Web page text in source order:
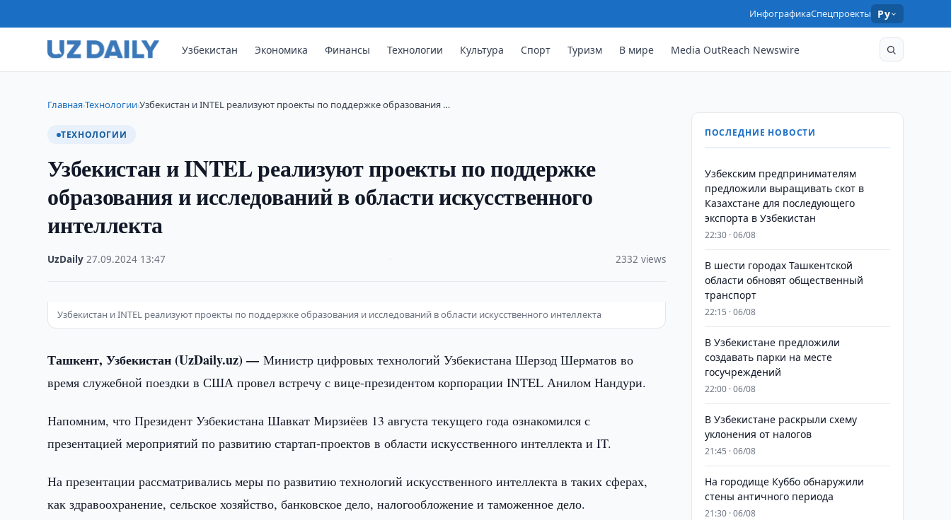
ИнфографикаСпецпроекты Ру
Узбекистан Экономика Финансы Технологии Культура Спорт Туризм В мире Media OutReach Newswire
Главная›Технологии›Узбекистан и INTEL реализуют проекты по поддержке образования …
ТЕХНОЛОГИИ
Узбекистан и INTEL реализуют проекты по поддержке
образования и исследований в области искусственного
интеллекта
UzDaily ·27.09.2024 13:47 2332 views
Узбекистан и INTEL реализуют проекты по поддержке образования и исследований в области искусственного интеллекта
Ташкент, Узбекистан (UzDaily.uz) —Министр цифровых технологий Узбекистана Шерзод Шерматов во
время служебной поездки в США провел встречу с вице-президентом корпорации INTEL Анилом Нандури.
Напомним, что Президент Узбекистана Шавкат Мирзиёев 13 августа текущего года ознакомился с
презентацией мероприятий по развитию стартап-проектов в области искусственного интеллекта и IT.
На презентации рассматривались меры по развитию технологий искусственного интеллекта в таких сферах,
как здравоохранение, сельское хозяйство, банковское дело, налогообложение и таможенное дело.
ПОСЛЕДНИЕ НОВОСТИ
Узбекским предпринимателям
предложили выращивать скот в
Казахстане для последующего
экспорта в Узбекистан
22:30 · 06/08
В шести городах Ташкентской
области обновят общественный
транспорт
22:15 · 06/08
В Узбекистане предложили
создавать парки на месте
госучреждений
22:00 · 06/08
В Узбекистане раскрыли схему
уклонения от налогов
21:45 · 06/08
На городище Куббо обнаружили
стены античного периода
21:30 · 06/08